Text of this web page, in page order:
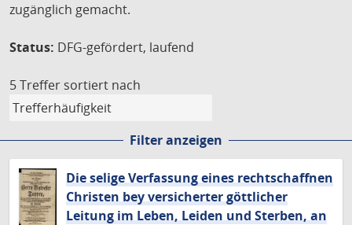
zugänglich gemacht.
Status: DFG-gefördert, laufend
5 Treffer sortiert nach
Filter anzeigen
Die selige Verfassung eines rechtschaffnen
Christen bey versicherter göttlicher
Leitung im Leben, Leiden und Sterben, an